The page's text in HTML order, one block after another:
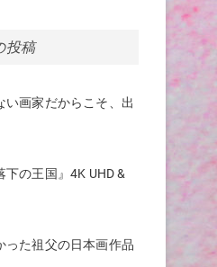
投稿
い画家だからこそ、出
の王国』4K UHD &
った祖父の日本画作品